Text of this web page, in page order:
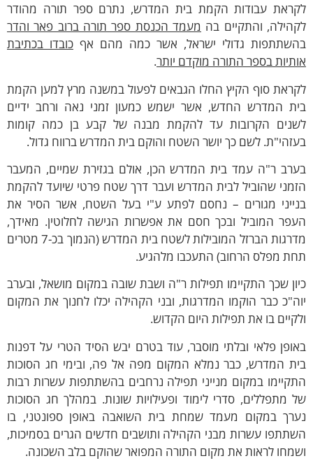
עבודות הקמת בית המדרש, נתרם ספר תורה מהודר
והתקיים בהמעמד הכנסת ספר תורה ברוב פאר והדר
גדולי ישראל, אשר כמה מהם אףכובדו בכתיבת
בספר התורה מוקדם יותר.
סוף הקיץ החלו הגבאים לפעול במשנה מרץ למען הקמת
המדרש החדש, אשר ישמש כמעון זמני נאה ורחב ידיים
הקרובות עד להקמת מבנה של קבע בן כמה קומות
לשם כך יושר השטח והוקם בית המדרש ברווח גדול.
ר"ה עמד בית המדרש הכן, אולם בגזירת שמיים, המעבר
שהוביל לבית המדרש ועבר דרך שטח פרטי שיועד להקמת
מגורים – נחסם לפתע ע"י בעל השטח, אשר הסיר את
המוביל ובכך חסם את אפשרות הגישה לחלוטין. מאידך,
מדרגות הברזל המובילות לשטח בית המדרש (הנמוך בכ-7 מטרים
מפלס הרחוב) התעכבו מלהגיע.
שכך התקיימו תפילות ר"ה ושבת שובה במקום מושאל, ובערב
כבר הוקמו המדרגות, ובני הקהילה יכלו לחנוך את המקום
בו את תפילות היום הקדוש.
פלאי ובלתי מוסבר, עוד בטרם יבש הסיד הטרי על דפנות
המדרש, כבר נמלא המקום מפה אל פה, ובימי חג הסוכות
במקום מנייני תפילה נרחבים בהשתתפות עשרות רבות
מתפללים, סדרי לימוד ופעילויות שונות. במהלך חג הסוכות
במקום מעמד שמחת בית השואבה באופן ספונטני, בו
עשרות מבני הקהילה ותושבים חדשים הגרים בסמיכות,
לראות את מקום התורה המפואר שהוקם בלב השכונה.